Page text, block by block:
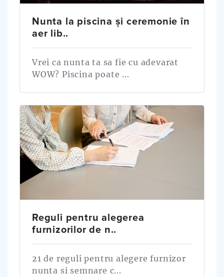
Nunta la piscina și ceremonie în
aer lib..
Vrei ca nunta ta sa fie cu adevarat
WOW? Piscina poate ...
Reguli pentru alegerea
furnizorilor de n..
21 de reguli pentru alegere furnizor
nunta si semnare c...